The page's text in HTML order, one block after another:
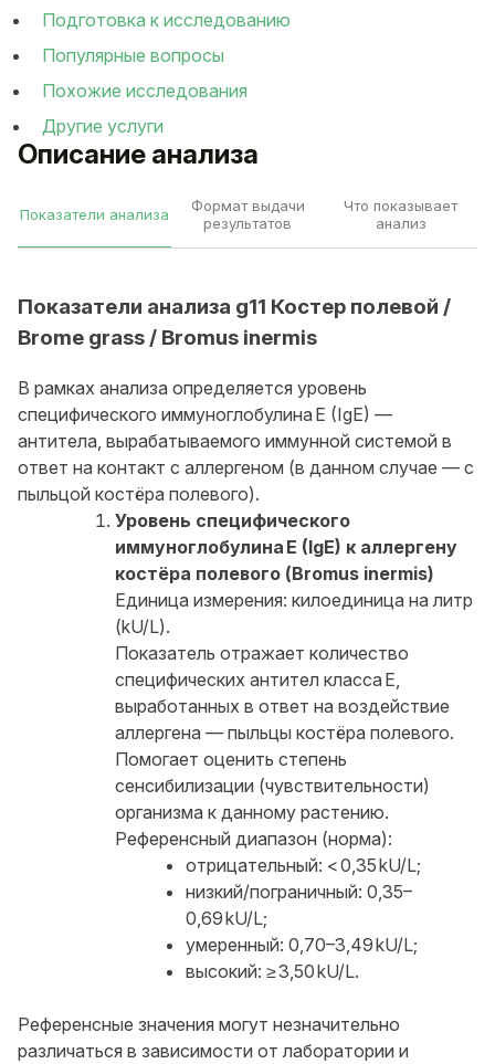
Описание анализа
Показатели анализа
Формат выдачи
результатов
Что показывает
анализ
Показатели анализа g11 Костер полевой /
Brome grass / Bromus inermis
В рамках анализа определяется уровень
специфического иммуноглобулина E (IgE) —
антитела, вырабатываемого иммунной системой в
ответ на контакт с аллергеном (в данном случае — с
пыльцой костёра полевого).
Уровень специфического
иммуноглобулина E (IgE) к аллергену
костёра полевого (Bromus inermis)
Единица измерения: килоединица на литр
(kU/L).
Показатель отражает количество
специфических антител класса E,
выработанных в ответ на воздействие
аллергена — пыльцы костёра полевого.
Помогает оценить степень
сенсибилизации (чувствительности)
организма к данному растению.
Референсный диапазон (норма):
отрицательный: < 0,35 kU/L;
низкий/пограничный: 0,35–
0,69 kU/L;
умеренный: 0,70–3,49 kU/L;
высокий: ≥ 3,50 kU/L.
Референсные значения могут незначительно
различаться в зависимости от лаборатории и
Подготовка к исследованию
Популярные вопросы
Похожие исследования
Другие услуги